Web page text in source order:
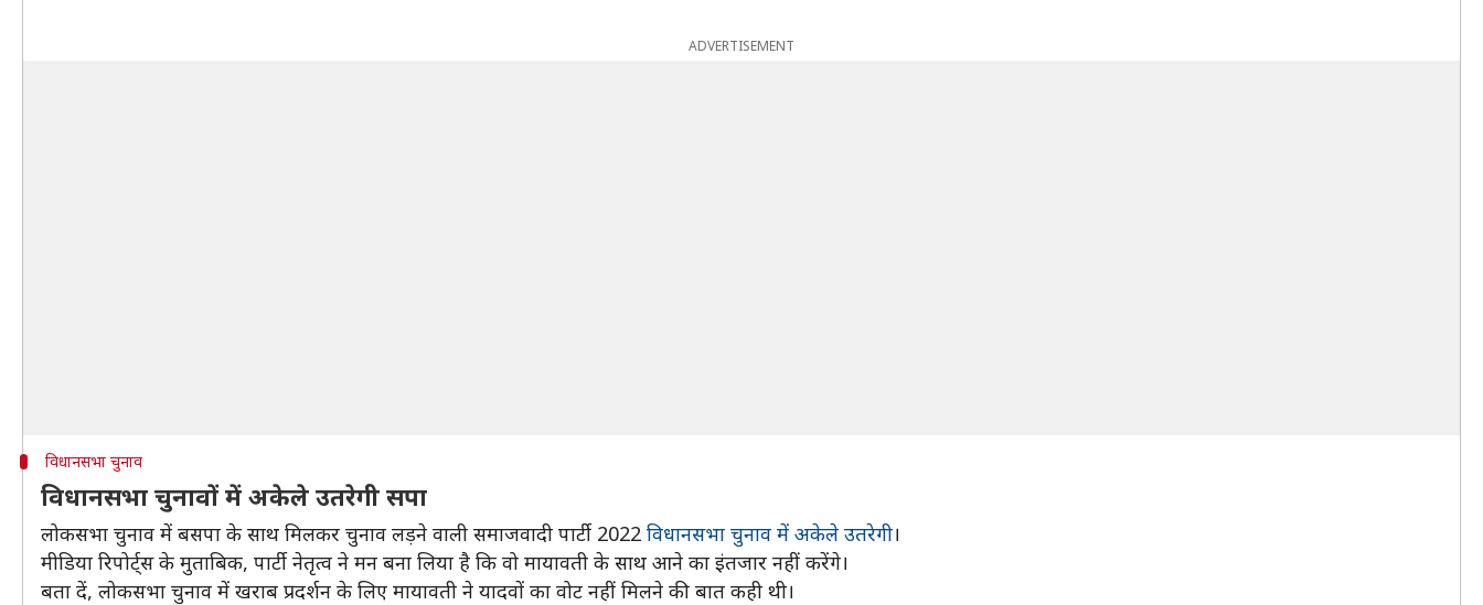
ADVERTISEMENT
विधानसभा चुनाव
विधानसभा चुनावों में अकेले उतरेगी सपा
लोकसभा चुनाव में बसपा के साथ मिलकर चुनाव लड़ने वाली समाजवादी पार्टी 2022 विधानसभा चुनाव में अकेले उतरेगी।
मीडिया रिपोर्ट्स के मुताबिक, पार्टी नेतृत्व ने मन बना लिया है कि वो मायावती के साथ आने का इंतजार नहीं करेंगे।
बता दें, लोकसभा चुनाव में खराब प्रदर्शन के लिए मायावती ने यादवों का वोट नहीं मिलने की बात कही थी।